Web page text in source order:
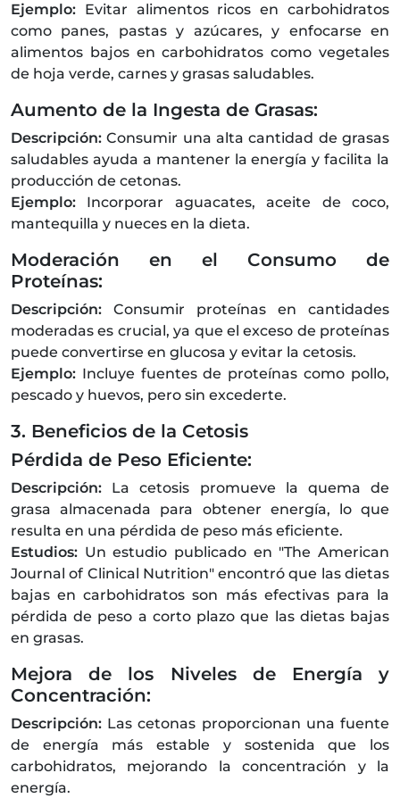
Ejemplo: Evitar alimentos ricos en carbohidratos
como panes, pastas y azúcares, y enfocarse en
alimentos bajos en carbohidratos como vegetales
de hoja verde, carnes y grasas saludables.
Aumento de la Ingesta de Grasas:
Descripción: Consumir una alta cantidad de grasas
saludables ayuda a mantener la energía y facilita la
producción de cetonas.
Ejemplo: Incorporar aguacates, aceite de coco,
mantequilla y nueces en la dieta.
Moderación en el Consumo de
Proteínas:
Descripción: Consumir proteínas en cantidades
moderadas es crucial, ya que el exceso de proteínas
puede convertirse en glucosa y evitar la cetosis.
Ejemplo: Incluye fuentes de proteínas como pollo,
pescado y huevos, pero sin excederte.
3. Beneficios de la Cetosis
Pérdida de Peso Eficiente:
Descripción: La cetosis promueve la quema de
grasa almacenada para obtener energía, lo que
resulta en una pérdida de peso más eficiente.
Estudios: Un estudio publicado en "The American
Journal of Clinical Nutrition" encontró que las dietas
bajas en carbohidratos son más efectivas para la
pérdida de peso a corto plazo que las dietas bajas
en grasas.
Mejora de los Niveles de Energía y
Concentración:
Descripción: Las cetonas proporcionan una fuente
de energía más estable y sostenida que los
carbohidratos, mejorando la concentración y la
energía.